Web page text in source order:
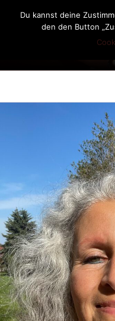
DIANDRA-
Du kannst deine
den den Button